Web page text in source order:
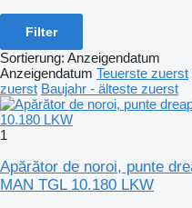
Filter
Sortierung: Anzeigendatum
Anzeigendatum Teuerste zuerst
zuerst Baujahr - älteste zuerst
1
Apărător de noroi, punte
MAN TGL 10.180 LKW